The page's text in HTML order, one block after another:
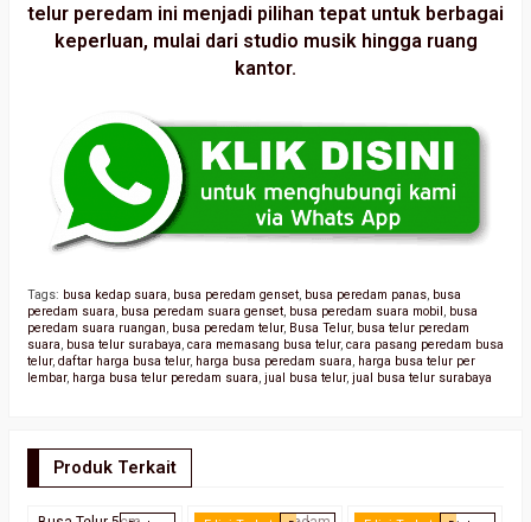
telur peredam ini menjadi pilihan tepat untuk berbagai
keperluan, mulai dari studio musik hingga ruang
kantor.
Tags: busa kedap suara, busa peredam genset, busa peredam panas, busa
peredam suara, busa peredam suara genset, busa peredam suara mobil, busa
peredam suara ruangan, busa peredam telur, Busa Telur, busa telur peredam
suara, busa telur surabaya, cara memasang busa telur, cara pasang peredam busa
telur, daftar harga busa telur, harga busa peredam suara, harga busa telur per
lembar, harga busa telur peredam suara, jual busa telur, jual busa telur surabaya
Produk Terkait